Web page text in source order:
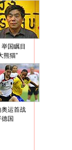
国瞩目
熊猫”
运首战
国